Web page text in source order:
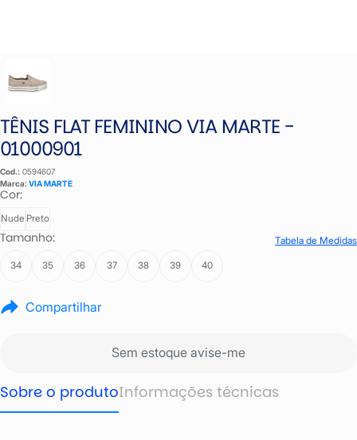
TÊNIS FLAT FEMININO VIA MARTE -
01000901
Cod.: 0594607
Marca: VIA MARTE
Cor:
Nude Preto
Tamanho: Tabela de Medidas
34 35 36 37 38 39 40
Compartilhar
Sem estoque avise-me
Sobre o produtoInformações técnicas